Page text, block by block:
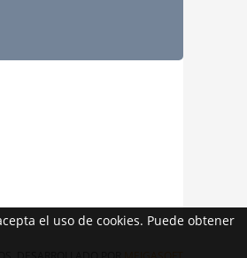
el uso de cookies. Puede obtener